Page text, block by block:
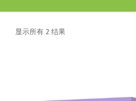
显示所有 2 结果